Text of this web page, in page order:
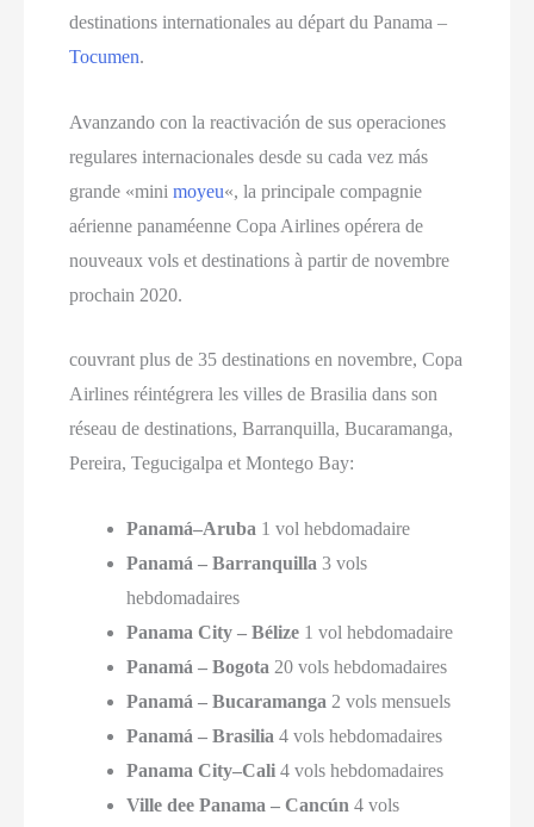
destinations internationales au départ du Panama –
Tocumen.
Avanzando con la reactivación de sus operaciones
regulares internacionales desde su cada vez más
grande «mini moyeu«, la principale compagnie
aérienne panaméenne Copa Airlines opérera de
nouveaux vols et destinations à partir de novembre
prochain 2020.
couvrant plus de 35 destinations en novembre, Copa
Airlines réintégrera les villes de Brasilia dans son
réseau de destinations, Barranquilla, Bucaramanga,
Pereira, Tegucigalpa et Montego Bay:
Panamá–Aruba 1 vol hebdomadaire
Panamá – Barranquilla3 vols
hebdomadaires
Panama City – Bélize 1 vol hebdomadaire
Panamá – Bogota 20 vols hebdomadaires
Panamá – Bucaramanga 2 vols mensuels
Panamá – Brasilia4 vols hebdomadaires
Panama City–Cali4 vols hebdomadaires
Ville dee Panama – Cancún 4 vols